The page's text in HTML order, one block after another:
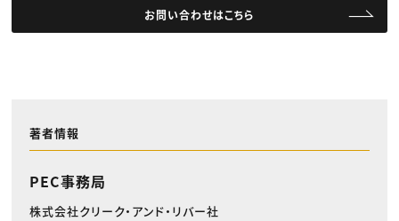
お問い合わせはこちら
著者情報
PEC事務局
株式会社クリーク・アンド・リバー社